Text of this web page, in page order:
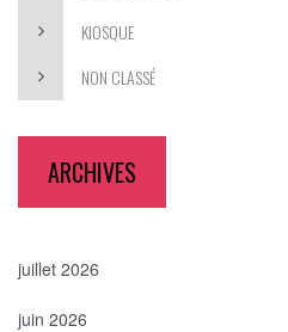
KIOSQUE
NON CLASSÉ
ARCHIVES
juillet 2026
juin 2026